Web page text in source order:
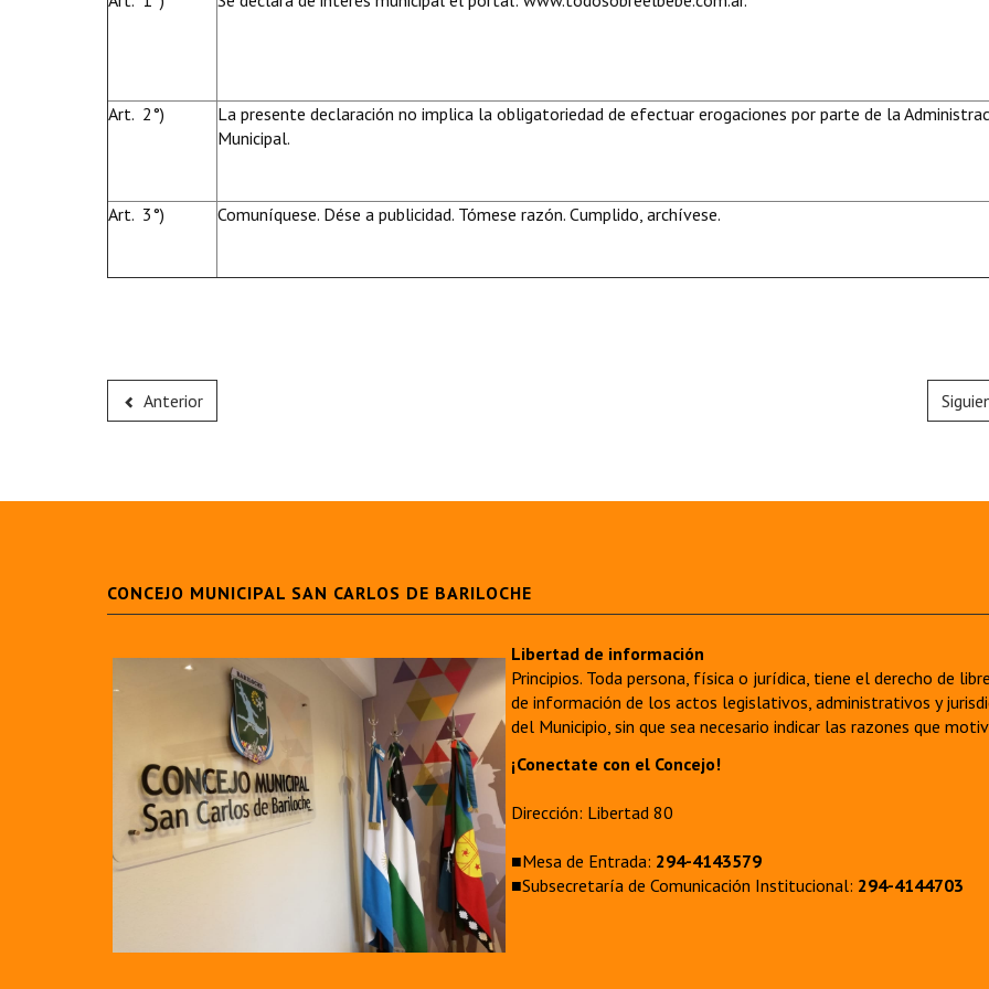
Art. 2°)
La presente declaración no implica la obligatoriedad de efectuar erogaciones por parte de la
Municipal.
Art. 3°) Comuníquese. Dése a publicidad. Tómese razón. Cumplido, archívese.
Anterior
CONCEJO MUNICIPAL SAN CARLOS DE BARILOCHE
Libertad de información
Principios. Toda persona, física o jurídica, tiene el derecho de
de información de los actos legislativos, administrativos y
del Municipio, sin que sea necesario indicar las razones que
¡Conectate con el Concejo!
Dirección: Libertad 80
■Mesa de Entrada: 294-4143579
■Subsecretaría de Comunicación Institucional: 294-4144703